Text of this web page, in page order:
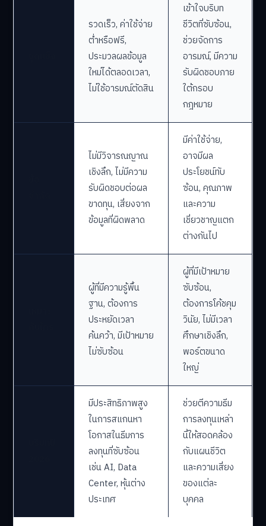
รวดเร็ว, ค่าใช้จ่าย
ต่ำหรือฟรี,
ประมวลผลข้อมูล
ใหม่ได้ตลอดเวลา,
ไม่ใช้อารมณ์ตัดสิน
เข้าใจบริบท
ชีวิตที่ซับซ้อน,
ช่วยจัดการ
อารมณ์, มีความ
รับผิดชอบภาย
ใต้กรอบ
กฎหมาย
ไม่มีวิจารณญาณ
เชิงลึก, ไม่มีความ
รับผิดชอบต่อผล
ขาดทุน, เสี่ยงจาก
ข้อมูลที่ผิดพลาด
มีค่าใช้จ่าย,
อาจมีผล
ประโยชน์ทับ
ซ้อน, คุณภาพ
และความ
เชี่ยวชาญแตก
ต่างกันไป
ผู้ที่มีความรู้พื้น
ฐาน, ต้องการ
ประหยัดเวลา
ค้นคว้า, มีเป้าหมาย
ไม่ซับซ้อน
ผู้ที่มีเป้าหมาย
ซับซ้อน,
ต้องการโค้ชคุม
วินัย, ไม่มีเวลา
ศึกษาเชิงลึก,
พอร์ตขนาด
ใหญ่
มีประสิทธิภาพสูง
ในการสแกนหา
โอกาสในธีมการ
ลงทุนที่ซับซ้อน
เช่น AI, Data
Center, หุ้นต่าง
ประเทศ
ช่วยตีความธีม
การลงทุนเหล่า
นี้ให้สอดคล้อง
กับแผนชีวิต
และความเสี่ยง
ของแต่ละ
บุคคล